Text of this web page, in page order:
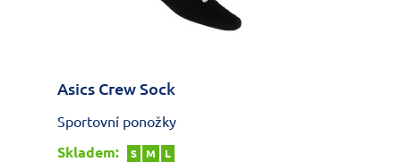
Asics Crew Sock
Sportovní ponožky
Skladem:
S M L